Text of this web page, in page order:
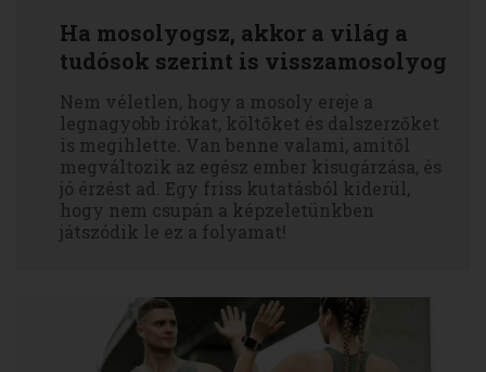
Ha mosolyogsz, akkor a világ a
tudósok szerint is visszamosolyog
Nem véletlen, hogy a mosoly ereje a
legnagyobb írókat, költőket és dalszerzőket
is megihlette. Van benne valami, amitől
megváltozik az egész ember kisugárzása, és
jó érzést ad. Egy friss kutatásból kiderül,
hogy nem csupán a képzeletünkben
játszódik le ez a folyamat!